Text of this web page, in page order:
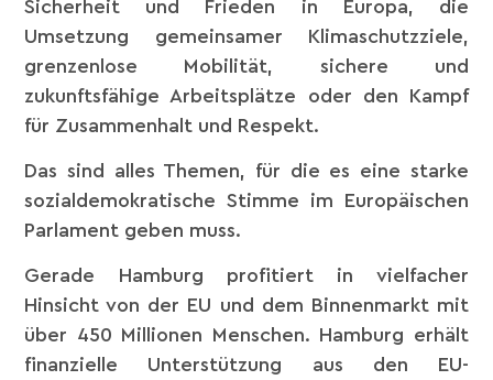
Sicherheit und Frieden in Europa, die
Umsetzung gemeinsamer Klimaschutzziele,
grenzenlose Mobilität, sichere und
zukunftsfähige Arbeitsplätze oder den Kampf
für Zusammenhalt und Respekt.
Dassind alles Themen, für die es eine starke
sozialdemokratische Stimme im Europäischen
Parlament geben muss.
Gerade Hamburg profitiert in vielfacher
Hinsicht von der EU und dem Binnenmarkt mit
über 450 Millionen Menschen. Hamburg erhält
finanzielle Unterstützung aus den EU-